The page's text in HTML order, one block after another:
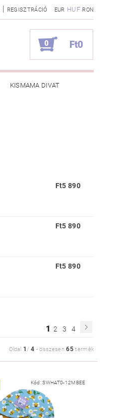
EUR HUF RON
| REGISZTRÁCIÓ
0 Ft0
KISMAMA DIVAT
Ft5 890
Ft5 890
Ft5 890
1 2 3 4
Oldal 1/4 -összesen65termék
Kód:SWHAT0-12MBEE